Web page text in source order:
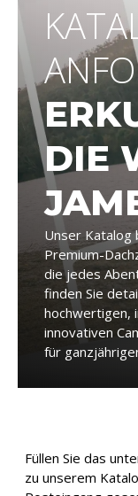
DIE
Unser Katalog
Premium-
die jedes
finden Sie
hochwertigen,
innovativen
für
Füllen Sie das
zu unserem